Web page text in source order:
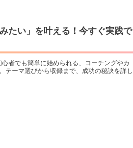
たい」を叶える！今すぐ実践で
者でも簡単に始められる、コーチングやカ
テーマ選びから収録まで、成功の秘訣を詳し